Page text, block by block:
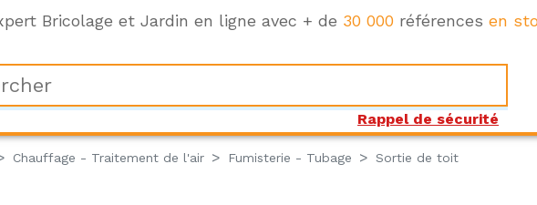
Bricolage et Jardin en ligne avec + de 30 000 références en
Rappel de sécurité
Chauffage - Traitement de l'air Fumisterie - Tubage Sortie de toit